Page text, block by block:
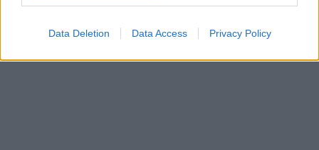
Data Deletion Data Access Privacy Policy